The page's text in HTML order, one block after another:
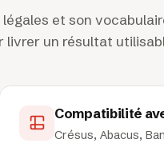
et son
un résultat
Compatibilité
Crésus, Abacus,